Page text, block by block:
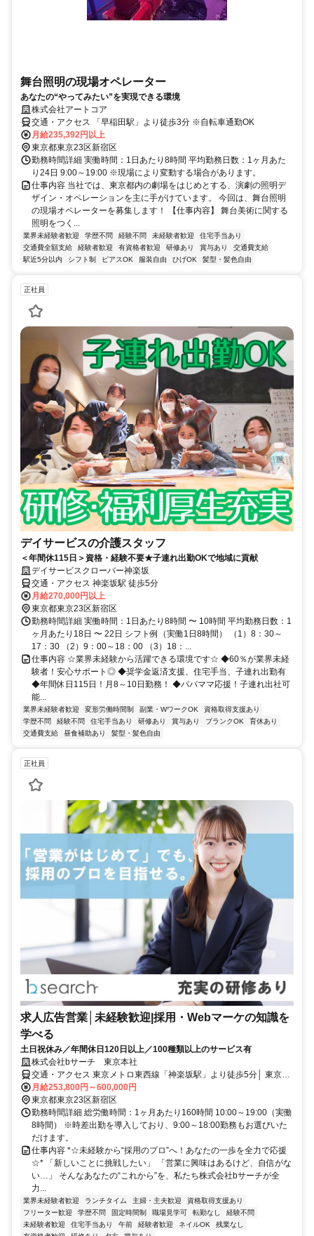
舞台照明の現場オペレーター
あなたの“やってみたい”を実現できる環境
株式会社アートコア
交通・アクセス 「早稲田駅」より徒歩3分 ※自転車通勤OK
月給235,392円以上
東京都東京23区新宿区
勤務時間詳細 実働時間：1日あたり8時間 平均勤務日数：1ヶ月あた
り24日 9:00～19:00 ※現場により変動する場合があります。
仕事内容 当社では、東京都内の劇場をはじめとする、演劇の照明デ
ザイン・オペレーションを主に手がけています。 今回は、舞台照明
の現場オペレーターを募集します！ 【仕事内容】 舞台美術に関する
照明をつく...
業界未経験者歓迎 学歴不問 経験不問 未経験者歓迎
住宅手当あり
交通費全額支給
経験者歓迎 有資格者歓迎 研修あり 賞与あり
交通費支給
駅近5分以内
シフト制 ピアスOK 服装自由 ひげOK 髪型・髪色自由
正社員
デイサービスの介護スタッフ
＜年間休115日＞資格・経験不要★子連れ出勤OKで地域に貢献
デイサービスクローバー神楽坂
交通・アクセス 神楽坂駅 徒歩5分
月給270,000円以上
東京都東京23区新宿区
勤務時間詳細 実働時間：1日あたり8時間 〜 10時間 平均勤務日数：1
ヶ月あたり18日 〜 22日 シフト例（実働1日8時間） （1）8：30～
17：30 （2）9：00～18：00 （3）18：...
仕事内容 ☆業界未経験から活躍できる環境です☆ ◆60％が業界未経
験者！安心サポート◎ ◆奨学金返済支援、住宅手当、子連れ出勤有
◆年間休日115日！月8～10日勤務！ ◆パパママ応援！子連れ出社可
能...
業界未経験者歓迎 変形労働時間制 副業・WワークOK
資格取得支援あり
学歴不問
経験不問 住宅手当あり 研修あり 賞与あり ブランクOK
育休あり
交通費支給
昼食補助あり 髪型・髪色自由
正社員
求人広告営業│未経験歓迎|採用・Webマーケの知識を
学べる
土日祝休み／年間休日120日以上／100種類以上のサービス有
株式会社bサーチ 東京本社
交通・アクセス 東京メトロ東西線「神楽坂駅」より徒歩5分│ 東京メ
トロ有楽町線「江戸川橋駅」より徒歩7分│都営大江戸線「牛込神楽
坂駅」より徒歩10分
月給253,800円～600,000円
東京都東京23区新宿区
勤務時間詳細 総労働時間：1ヶ月あたり160時間 10:00～19:00（実働
8時間） ※時差出勤を導入しており、9:00～18:00勤務もお選びいた
だけます。
仕事内容 *☆未経験から“採用のプロ”へ！あなたの一歩を全力で応援
☆* 「新しいことに挑戦したい」 「営業に興味はあるけど、自信がな
い…」 そんなあなたの“これから”を、私たち株式会社bサーチが全
力...
業界未経験者歓迎 ランチタイム 主婦・主夫歓迎
資格取得支援あり
フリーター歓迎
学歴不問 固定時間制 職場見学可 転勤なし
経験不問
未経験者歓迎
住宅手当あり 午前 経験者歓迎 ネイルOK
残業なし